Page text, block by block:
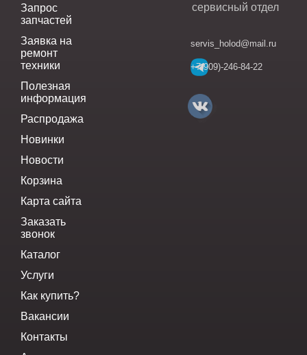
Запрос
запчастей
Заявка на
ремонт
техники
Полезная
информация
Распродажа
Новинки
Новости
Корзина
Карта сайта
Заказать
звонок
Каталог
Услуги
Как купить?
Вакансии
Контакты
сервисный отдел
servis_holod@mail.ru
+7(909)-246-84-22